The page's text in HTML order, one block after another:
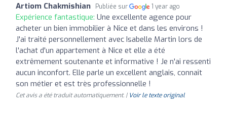
Artiom Chakmishian Publiée sur 1 year ago
Expérience fantastique: Une excellente agence pour
acheter un bien immobilier à Nice et dans les environs !
J'ai traité personnellement avec Isabelle Martin lors de
l'achat d'un appartement à Nice et elle a été
extrêmement soutenante et informative ! Je n'ai ressenti
aucun inconfort. Elle parle un excellent anglais, connaît
son métier et est très professionnelle !
Cet avis a été traduit automatiquement. | Voir le texte original